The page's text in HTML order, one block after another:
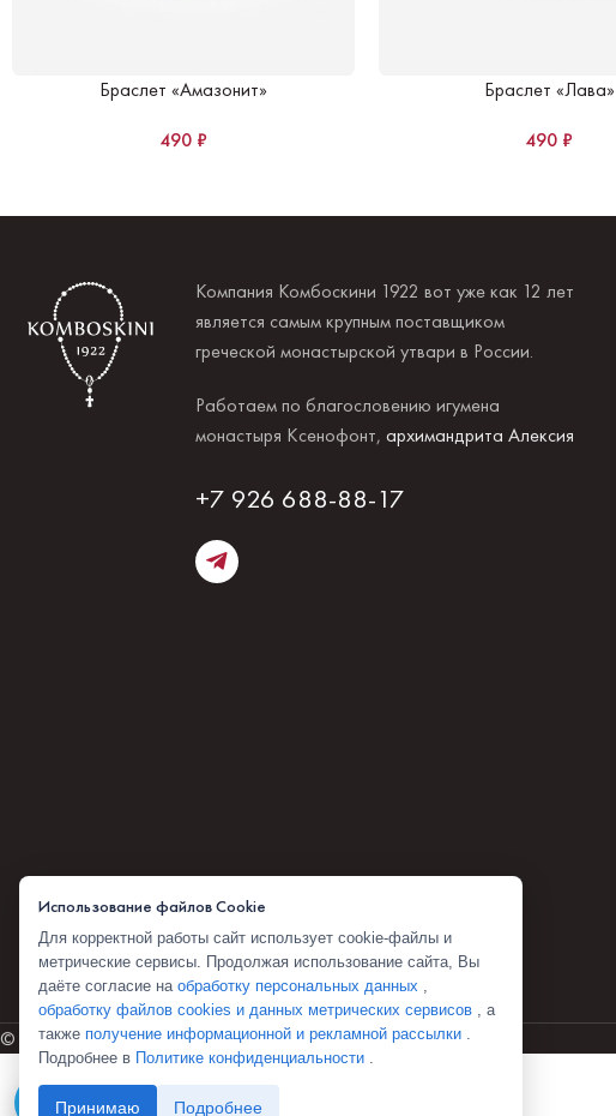
Браслет «Амазонит»
490 ₽
Браслет «Лава»
490 ₽
Компания Комбоскини 1922 вот уже как 12 лет
является самым крупным поставщиком
греческой монастырской утвари в России.
Работаем по благословению игумена
монастыря Ксенофонт, архимандрита Алексия
+7 926 688-88-17
© 2026 Комбоскини 1922
Telegram
Использование файлов Cookie
Для корректной работы сайт использует cookie-файлы и
метрические сервисы. Продолжая использование сайта, Вы
даёте согласие на обработку персональных данных ,
обработку файлов cookies и данных метрических сервисов , а
также получение информационной и рекламной рассылки .
Подробнее в Политике конфиденциальности .
Принимаю Подробнее